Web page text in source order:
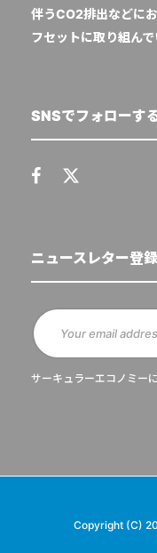
伴うCO2排出などに
フセットに取り組ん
SNSでフォローす
ニュースレター登録
サーキュラーエコノミー
Copyright (C)